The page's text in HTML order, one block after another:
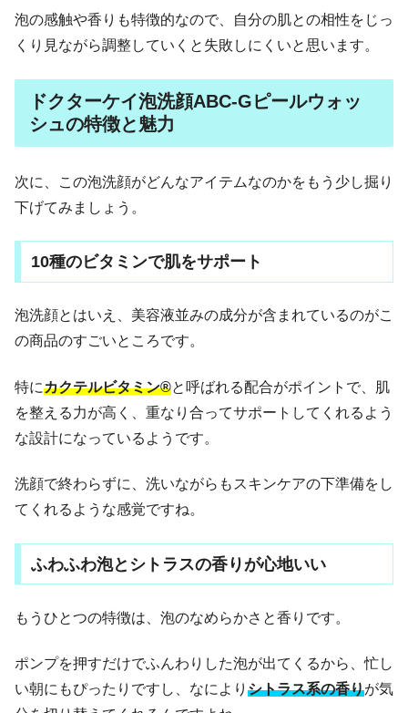
泡の感触や香りも特徴的なので、自分の肌との相性をじっ
くり見ながら調整していくと失敗しにくいと思います。
ドクターケイ泡洗顔ABC-Gピールウォッ
シュの特徴と魅力
次に、この泡洗顔がどんなアイテムなのかをもう少し掘り
下げてみましょう。
10種のビタミンで肌をサポート
泡洗顔とはいえ、美容液並みの成分が含まれているのがこ
の商品のすごいところです。
特にカクテルビタミン®と呼ばれる配合がポイントで、肌
を整える力が高く、重なり合ってサポートしてくれるよう
な設計になっているようです。
洗顔で終わらずに、洗いながらもスキンケアの下準備をし
てくれるような感覚ですね。
ふわふわ泡とシトラスの香りが心地いい
もうひとつの特徴は、泡のなめらかさと香りです。
ポンプを押すだけでふんわりした泡が出てくるから、忙し
い朝にもぴったりですし、なにより シトラス系の香りが気